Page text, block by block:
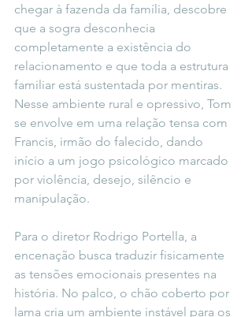
chegar à fazenda da família, descobre
que a sogra desconhecia
completamente a existência do
relacionamento e que toda a estrutura
familiar está sustentada por mentiras.
Nesse ambiente rural e opressivo, Tom
se envolve em uma relação tensa com
Francis, irmão do falecido, dando
início a um jogo psicológico marcado
por violência, desejo, silêncio e
manipulação.
Para o diretor Rodrigo Portella, a
encenação busca traduzir fisicamente
as tensões emocionais presentes na
história. No palco, o chão coberto por
lama cria um ambiente instável para os